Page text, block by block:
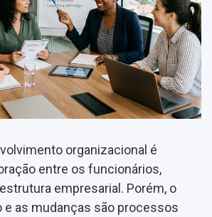
organizacional é
entre os funcionários,
empresarial. Porém, o
as mudanças são processos